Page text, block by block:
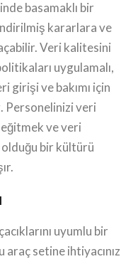
basamaklı bir
kararlara ve
Veri kalitesini
uygulamalı,
girişi ve bakımı için
Personelinizi veri
ve veri
bir kültürü
uyumlu bir
setine ihtiyacınız